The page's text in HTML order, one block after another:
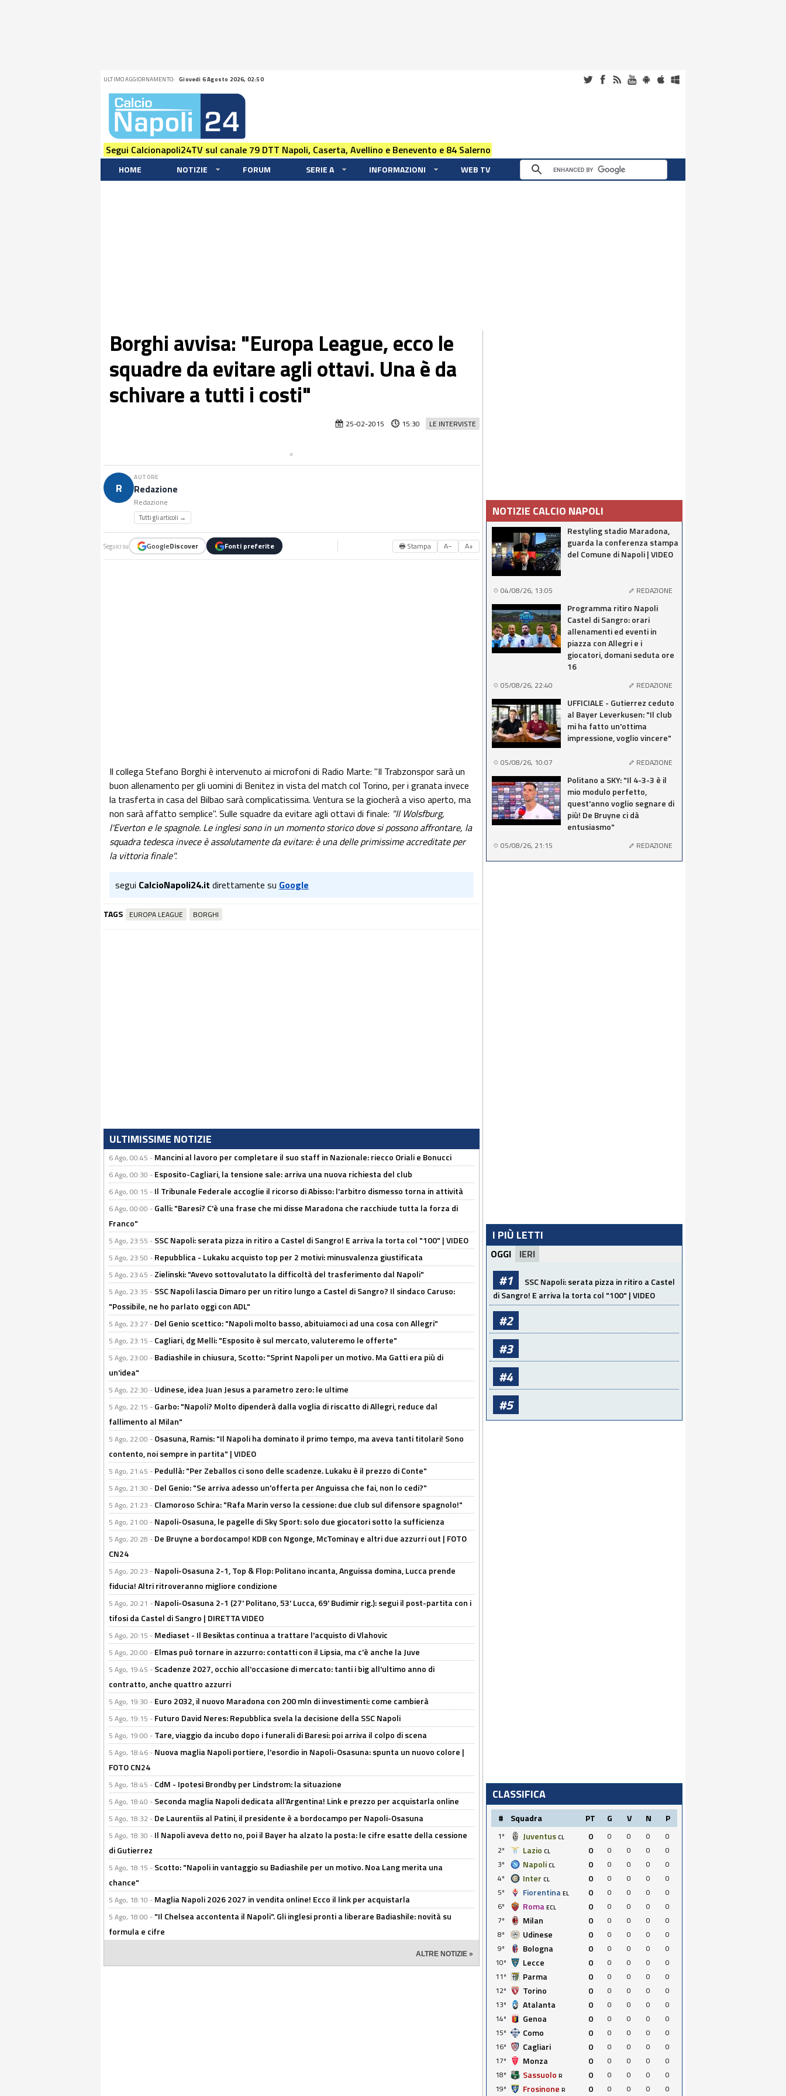
ULTIMO AGGIORNAMENTO: Giovedi 6 Agosto 2026, 02:50
Segui Calcionapoli24TV sul canale 79 DTT Napoli, Caserta, Avellino e Benevento e 84 Salerno
HOME NOTIZIE FORUM SERIE A INFORMAZIONI WEB TV
Borghi avvisa: "Europa League, ecco le
squadre da evitare agli ottavi. Una è da
schivare a tutti i costi"
LE INTERVISTE
25-02-2015 15:30
R
AUTORE
Redazione
Redazione
Tutti gli articoli →
Seguici su GoogleDiscover Fonti preferite 🖶 Stampa A− A+
Il collega Stefano Borghi è intervenuto ai microfoni di Radio Marte: "Il Trabzonspor sarà un
buon allenamento per gli uomini di Benitez in vista del match col Torino, per i granata invece
la trasferta in casa del Bilbao sarà complicatissima. Ventura se la giocherà a viso aperto, ma
non sarà affatto semplice". Sulle squadre da evitare agli ottavi di finale: "Il Wolsfburg,
l'Everton e le spagnole. Le inglesi sono in un momento storico dove si possono affrontare, la
squadra tedesca invece è assolutamente da evitare: è una delle primissime accreditate per
la vittoria finale".
segui CalcioNapoli24.it direttamente su Google
TAGS EUROPA LEAGUE BORGHI
ULTIMISSIME NOTIZIE
6 Ago, 00:45 - Mancini al lavoro per completare il suo staff in Nazionale: riecco Oriali e Bonucci
6 Ago, 00:30 - Esposito-Cagliari, la tensione sale: arriva una nuova richiesta del club
6 Ago, 00:15 - Il Tribunale Federale accoglie il ricorso di Abisso: l'arbitro dismesso torna in attività
6 Ago, 00:00 - Galli: "Baresi? C'è una frase che mi disse Maradona che racchiude tutta la forza di
Franco"
5 Ago, 23:55 - SSC Napoli: serata pizza in ritiro a Castel di Sangro! E arriva la torta col "100" | VIDEO
5 Ago, 23:50 - Repubblica - Lukaku acquisto top per 2 motivi: minusvalenza giustificata
5 Ago, 23:45 - Zielinski: "Avevo sottovalutato la difficoltà del trasferimento dal Napoli"
5 Ago, 23:35 - SSC Napoli lascia Dimaro per un ritiro lungo a Castel di Sangro? Il sindaco Caruso:
"Possibile, ne ho parlato oggi con ADL"
5 Ago, 23:27 - Del Genio scettico: "Napoli molto basso, abituiamoci ad una cosa con Allegri"
5 Ago, 23:15 - Cagliari, dg Melli: "Esposito è sul mercato, valuteremo le offerte"
5 Ago, 23:00 - Badiashile in chiusura, Scotto: "Sprint Napoli per un motivo. Ma Gatti era più di
un'idea"
5 Ago, 22:30 - Udinese, idea Juan Jesus a parametro zero: le ultime
5 Ago, 22:15 - Garbo: "Napoli? Molto dipenderà dalla voglia di riscatto di Allegri, reduce dal
fallimento al Milan"
5 Ago, 22:00 - Osasuna, Ramis: "Il Napoli ha dominato il primo tempo, ma aveva tanti titolari! Sono
contento, noi sempre in partita" | VIDEO
5 Ago, 21:45 - Pedullà: "Per Zeballos ci sono delle scadenze. Lukaku è il prezzo di Conte"
5 Ago, 21:30 - Del Genio: "Se arriva adesso un'offerta per Anguissa che fai, non lo cedi?"
5 Ago, 21:23 - Clamoroso Schira: "Rafa Marin verso la cessione: due club sul difensore spagnolo!"
5 Ago, 21:00 - Napoli-Osasuna, le pagelle di Sky Sport: solo due giocatori sotto la sufficienza
5 Ago, 20:28 - De Bruyne a bordocampo! KDB con Ngonge, McTominay e altri due azzurri out | FOTO
CN24
5 Ago, 20:23 - Napoli-Osasuna 2-1, Top & Flop: Politano incanta, Anguissa domina, Lucca prende
fiducia! Altri ritroveranno migliore condizione
5 Ago, 20:21 - Napoli-Osasuna 2-1 (27' Politano, 53' Lucca, 69' Budimir rig.): segui il post-partita con i
tifosi da Castel di Sangro | DIRETTA VIDEO
5 Ago, 20:15 - Mediaset - Il Besiktas continua a trattare l'acquisto di Vlahovic
5 Ago, 20:00 - Elmas può tornare in azzurro: contatti con il Lipsia, ma c'è anche la Juve
5 Ago, 19:45 - Scadenze 2027, occhio all'occasione di mercato: tanti i big all'ultimo anno di
contratto, anche quattro azzurri
5 Ago, 19:30 - Euro 2032, il nuovo Maradona con 200 mln di investimenti: come cambierà
5 Ago, 19:15 - Futuro David Neres: Repubblica svela la decisione della SSC Napoli
5 Ago, 19:00 - Tare, viaggio da incubo dopo i funerali di Baresi: poi arriva il colpo di scena
5 Ago, 18:46 - Nuova maglia Napoli portiere, l'esordio in Napoli-Osasuna: spunta un nuovo colore |
FOTO CN24
5 Ago, 18:45 - CdM - Ipotesi Brondby per Lindstrom: la situazione
5 Ago, 18:40 - Seconda maglia Napoli dedicata all'Argentina! Link e prezzo per acquistarla online
5 Ago, 18:32 - De Laurentiis al Patini, il presidente è a bordocampo per Napoli-Osasuna
5 Ago, 18:30 - Il Napoli aveva detto no, poi il Bayer ha alzato la posta: le cifre esatte della cessione
di Gutierrez
5 Ago, 18:15 - Scotto: "Napoli in vantaggio su Badiashile per un motivo. Noa Lang merita una
chance"
5 Ago, 18:10 - Maglia Napoli 2026 2027 in vendita online! Ecco il link per acquistarla
5 Ago, 18:00 - "Il Chelsea accontenta il Napoli". Gli inglesi pronti a liberare Badiashile: novità su
formula e cifre
ALTRE NOTIZIE »
NOTIZIE CALCIO NAPOLI
Restyling stadio Maradona,
guarda la conferenza stampa
del Comune di Napoli | VIDEO
04/08/26, 13:05 REDAZIONE
Programma ritiro Napoli
Castel di Sangro: orari
allenamenti ed eventi in
piazza con Allegri e i
giocatori, domani seduta ore
16
05/08/26, 22:40 REDAZIONE
UFFICIALE - Gutierrez ceduto
al Bayer Leverkusen: "Il club
mi ha fatto un'ottima
impressione, voglio vincere"
05/08/26, 10:07 REDAZIONE
Politano a SKY: "Il 4-3-3 è il
mio modulo perfetto,
quest'anno voglio segnare di
più! De Bruyne ci dà
entusiasmo"
05/08/26, 21:15 REDAZIONE
I PIÙ LETTI
OGGI IERI
#1
SSC Napoli: serata pizza in ritiro a Castel
di Sangro! E arriva la torta col "100" | VIDEO
#2
#3
#4
#5
CLASSIFICA
# Squadra PT G V N P
1º Juventus CL 0 0 0 0
0
2º
Lazio CL 0 0 0 0
0
3º
Napoli CL 0 0 0 0
0
4º
Inter CL 0 0 0 0
0
5º
Fiorentina EL 0 0 0 0
0
6º
Roma ECL 0 0 0 0
0
7º
Milan 0 0 0 0
0
8º
Udinese 0 0 0 0
0
9º
Bologna 0 0 0 0
0
10º
Lecce 0 0 0 0
0
11º
Parma 0 0 0 0
0
12º
Torino 0 0 0 0
0
13º
Atalanta 0 0 0 0
0
14º
Genoa 0 0 0 0
0
15º
Como 0 0 0 0
0
16º
Cagliari 0 0 0 0
0
17º
Monza 0 0 0 0
0
18º
Sassuolo R 0 0 0 0
0
19º
Frosinone R 0 0 0 0 0